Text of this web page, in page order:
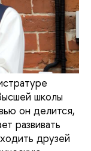
школы
он делится,
развивать
друзей